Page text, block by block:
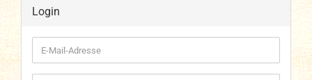
Login
E-
Mail-
Adresse